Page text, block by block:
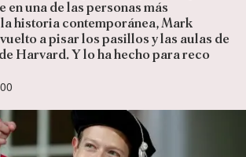
en una de las personas más
historia contemporánea, Mark
a pisar los pasillos y las aulas de
Harvard. Y lo ha hecho para reco